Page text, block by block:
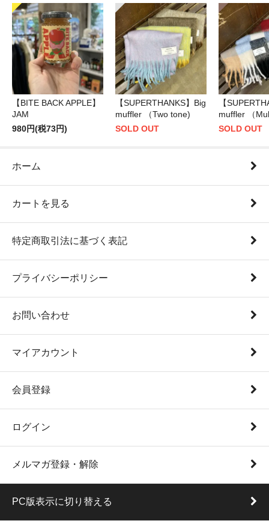
【BITE BACK APPLE】
JAM
980円(税73円)
【SUPERTHANKS】Big
muffler （Two tone)
SOLD OUT
【
muffler （
SOLD OUT
ホーム
カートを見る
特定商取引法に基づく表記
プライバシーポリシー
お問い合わせ
マイアカウント
会員登録
ログイン
メルマガ登録・解除
PC版表示に切り替える